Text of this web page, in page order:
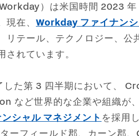
）は米国時間 2023
在、 Workday ファイナン
リテール、テクノロジー、
れています。
した第 3 四半期において
ど世界的な企業や組織が
シャル マネジメント を採用
ーフィールド郡、カーン郡